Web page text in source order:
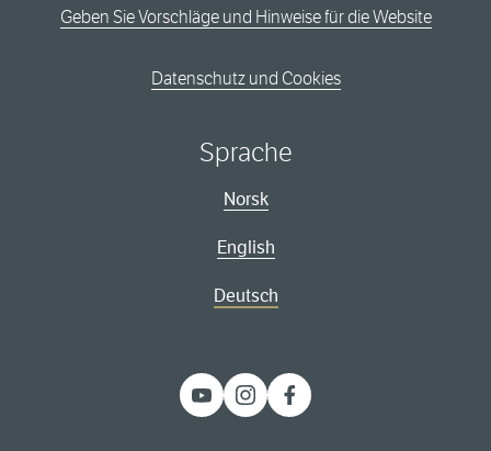
Geben Sie Vorschläge und Hinweise für die Website
Datenschutz und Cookies
Sprache
Norsk
English
Deutsch